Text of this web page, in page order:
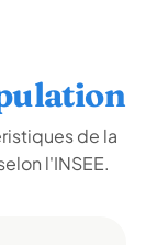
de la
l'INSEE.